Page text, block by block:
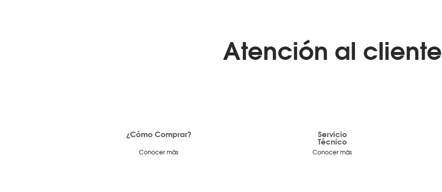
Atención al cliente
¿Cómo Comprar?
Conocer más
Servicio
Técnico
Conocer más